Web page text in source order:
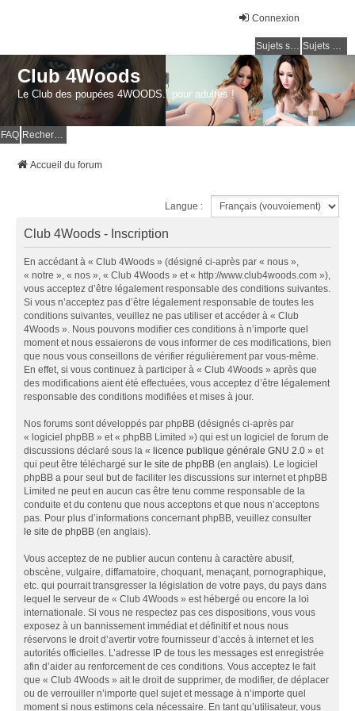
Connexion
Sujets sans réponse Sujets actifs
Club 4Woods
Le Club des poupées 4WOODS...pour adultes !
FAQ
Accueil du forum
Langue :
Club 4Woods - Inscription
En accédant à « Club 4Woods » (désigné ci-après par « nous »,
« notre », « nos », « Club 4Woods » et « http://www.club4woods.com »),
vous acceptez d’être légalement responsable des conditions suivantes.
Si vous n’acceptez pas d’être légalement responsable de toutes les
conditions suivantes, veuillez ne pas utiliser et accéder à « Club
4Woods ». Nous pouvons modifier ces conditions à n’importe quel
moment et nous essaierons de vous informer de ces modifications, bien
que nous vous conseillons de vérifier régulièrement par vous-même.
En effet, si vous continuez à participer à « Club 4Woods » après que
des modifications aient été effectuées, vous acceptez d’être légalement
responsable des conditions modifiées et mises à jour.
Nos forums sont développés par phpBB (désignés ci-après par
« logiciel phpBB » et « phpBB Limited ») qui est un logiciel de forum de
discussions déclaré sous la « licence publique générale GNU 2.0 » et
qui peut être téléchargé sur le site de phpBB (en anglais). Le logiciel
phpBB a pour seul but de faciliter les discussions sur internet et phpBB
Limited ne peut en aucun cas être tenu comme responsable de la
conduite et du contenu que nous acceptons et que nous n’acceptons
pas. Pour plus d’informations concernant phpBB, veuillez consulter
le site de phpBB (en anglais).
Vous acceptez de ne publier aucun contenu à caractère abusif,
obscène, vulgaire, diffamatoire, choquant, menaçant, pornographique,
etc. qui pourrait transgresser la législation de votre pays, du pays dans
lequel le serveur de « Club 4Woods » est hébergé ou encore la loi
internationale. Si vous ne respectez pas ces dispositions, vous vous
exposez à un bannissement immédiat et définitif et nous nous
réservons le droit d’avertir votre fournisseur d’accès à internet et les
autorités officielles. L’adresse IP de tous les messages est enregistrée
afin d’aider au renforcement de ces conditions. Vous acceptez le fait
que « Club 4Woods » ait le droit de supprimer, de modifier, de déplacer
ou de verrouiller n’importe quel sujet et message à n’importe quel
moment si nous estimons cela nécessaire. En tant qu’utilisateur, vous